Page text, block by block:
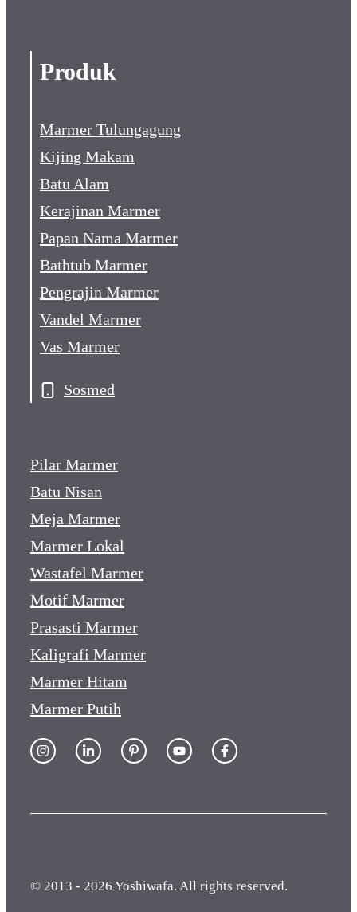
Produk
Marmer Tulungagung
Kijing Makam
Batu Alam
Kerajinan Marmer
Papan Nama Marmer
Bathtub Marmer
Pengrajin Marmer
Vandel Marmer
Vas Marmer
Sosmed
Pilar Marmer
Batu Nisan
Meja Marmer
Marmer Lokal
Wastafel Marmer
Motif Marmer
Prasasti Marmer
Kaligrafi Marmer
Marmer Hitam
Marmer Putih
© 2013 - 2026 Yoshiwafa. All rights reserved.